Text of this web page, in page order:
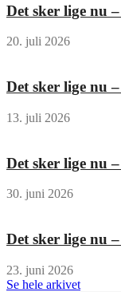
Det sker lige nu
20. juli 2026
Det sker lige nu
13. juli 2026
Det sker lige nu
30. juni 2026
Det sker lige nu
23. juni 2026
Se hele arkivet